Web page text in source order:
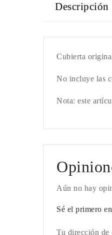
Descripción
Cubierta
No incluye las
Nota: este
Aún no hay
Sé el primero
Tu dirección de